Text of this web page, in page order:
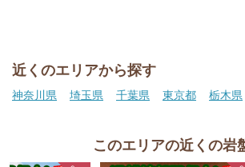
近くのエリアから探す
神奈川県 埼玉県 千葉県 東京都 栃木県
このエリアの近くの岩